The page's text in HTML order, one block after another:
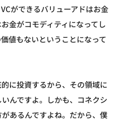
ができるバリューアドはお金
金がコモディティになってし
値もないということになって
に投資するから、その領域に
んですよ。しかも、コネクシ
あるんですよね。だから、僕